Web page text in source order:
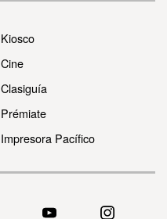
Kiosco
Cine
Clasiguía
Prémiate
Impresora Pacífico